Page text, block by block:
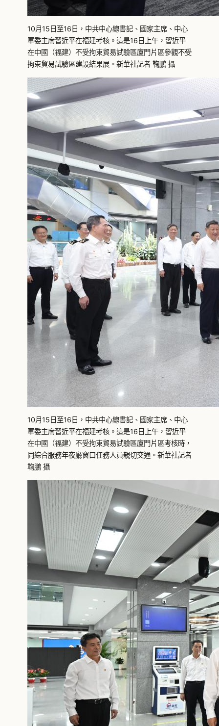
10月15日至16日，中共中心總書記、國家主席、中心
軍委主席習近平在福建考核。這是16日上午，習近平
在中國（福建）不受拘束貿易試驗區廈門片區參觀不受
拘束貿易試驗區建設結果展。新華社記者 鞠鵬 攝
10月15日至16日，中共中心總書記、國家主席、中心
軍委主席習近平在福建考核。這是16日上午，習近平
在中國（福建）不受拘束貿易試驗區廈門片區考核時，
同綜合服務年夜廳窗口任務人員親切交通。新華社記者
鞠鵬 攝